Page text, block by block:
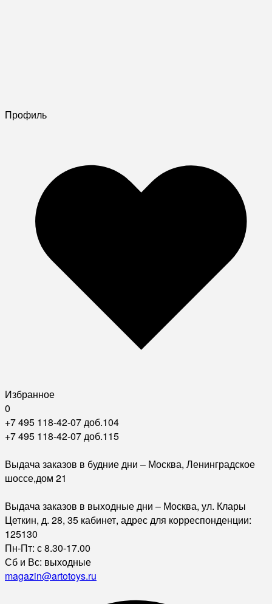
Профиль
Избранное
0
+7 495 118-42-07 доб.104
+7 495 118-42-07 доб.115
Выдача заказов в будние дни – Москва, Ленинградское
шоссе,дом 21
Выдача заказов в выходные дни – Москва, ул. Клары
Цеткин, д. 28, 35 кабинет, адрес для корреспонденции:
125130
Пн-Пт: с 8.30-17.00
Сб и Вс: выходные
magazin@artotoys.ru